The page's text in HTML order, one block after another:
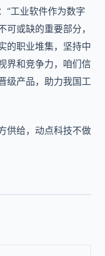
“工业软件作为数字
或缺的重要部分，
的职业堆集，坚持中
界和竞争力，咱们信
级产品，助力我国工
供给，动点科技不做